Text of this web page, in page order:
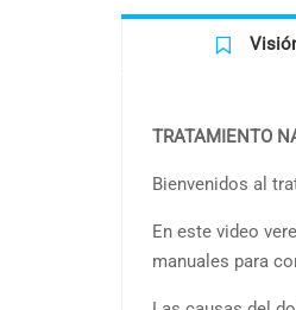
TRATAMIENTO
Bienvenidos al
En este video
manuales para